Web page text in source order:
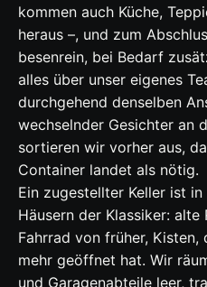
kommen auch Küche,
heraus –, und zum
besenrein, bei Bedarf
alles über unser eigenes
durchgehend denselben
wechselnder Gesichter an
sortieren wir vorher aus,
Container landet als nötig.
Ein zugestellter Keller ist
Häusern der Klassiker: alte
Fahrrad von früher, Kisten,
mehr geöffnet hat. Wir
und Garagenabteile leer,